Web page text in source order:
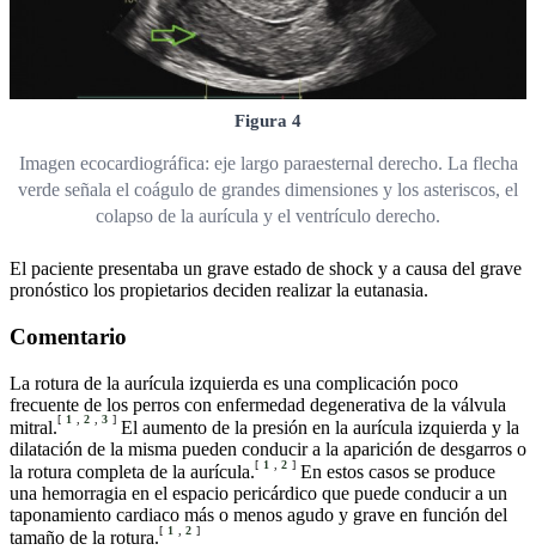
Figura 4
Imagen ecocardiográfica: eje largo paraesternal derecho. La flecha
verde señala el coágulo de grandes dimensiones y los asteriscos, el
colapso de la aurícula y el ventrículo derecho.
El paciente presentaba un grave estado de shock y a causa del grave
pronóstico los propietarios deciden realizar la eutanasia.
Comentario
La rotura de la aurícula izquierda es una complicación poco
frecuente de los perros con enfermedad degenerativa de la válvula
mitral.[ 1 2 3 ] El aumento de la presión en la aurícula izquierda y la
dilatación de la misma pueden conducir a la aparición de desgarros o
la rotura completa de la aurícula.[ 1 2 ] En estos casos se produce
una hemorragia en el espacio pericárdico que puede conducir a un
taponamiento cardiaco más o menos agudo y grave en función del
tamaño de la rotura.[ 1 2 ]